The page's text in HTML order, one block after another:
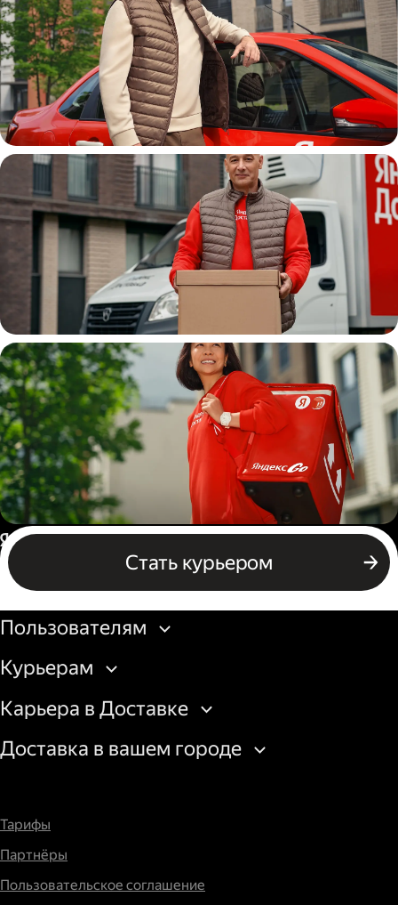
Автокурьер
Водитель
грузовой машины
Пеший курьер
Стать курьером
Россия
Бизнесу
Пользователям
Курьерам
Карьера в Доставке
Доставка в вашем городе
Тарифы
Партнёры
Пользовательское соглашение